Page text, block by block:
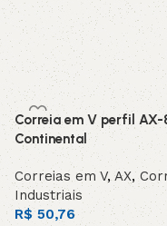
Correia em V perfil AX-
Continental
Correias em V,AX,
Industriais
R$50,76